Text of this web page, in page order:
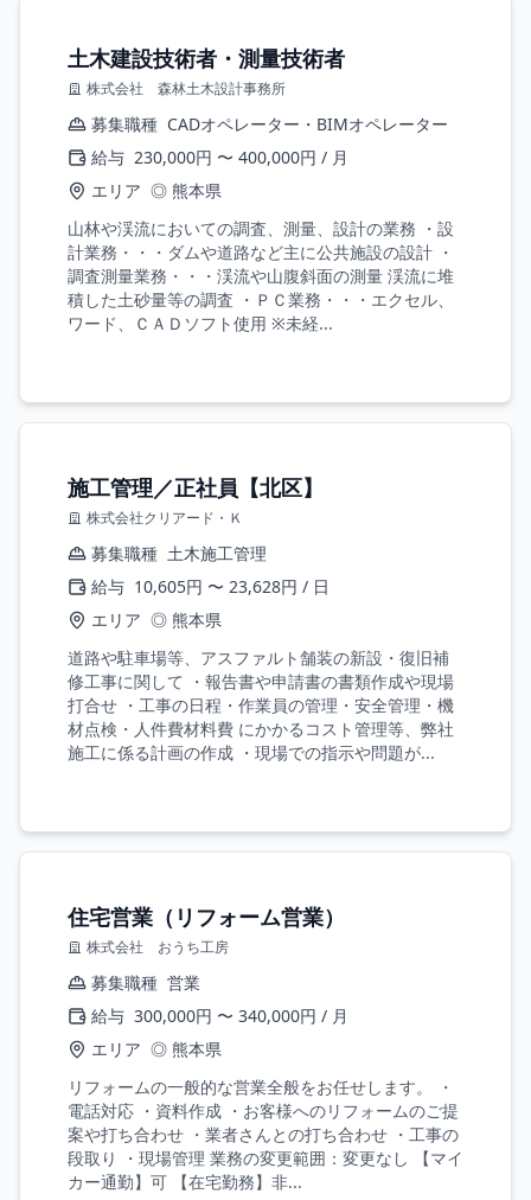
土木建設技術者・測量技術者
株式会社 森林土木設計事務所
募集職種 CADオペレーター・BIMオペレーター
給与 230,000円 〜 400,000円 / 月
エリア ◎ 熊本県
山林や渓流においての調査、測量、設計の業務 ・設
計業務・・・ダムや道路など主に公共施設の設計 ・
調査測量業務・・・渓流や山腹斜面の測量 渓流に堆
積した土砂量等の調査 ・ＰＣ業務・・・エクセル、
ワード、ＣＡＤソフト使用 ※未経...
施工管理／正社員【北区】
株式会社クリアード・Ｋ
募集職種 土木施工管理
給与 10,605円 〜 23,628円 / 日
エリア ◎ 熊本県
道路や駐車場等、アスファルト舗装の新設・復旧補
修工事に関して ・報告書や申請書の書類作成や現場
打合せ ・工事の日程・作業員の管理・安全管理・機
材点検・人件費材料費 にかかるコスト管理等、弊社
施工に係る計画の作成 ・現場での指示や問題が...
住宅営業（リフォーム営業）
株式会社 おうち工房
募集職種 営業
給与 300,000円 〜 340,000円 / 月
エリア ◎ 熊本県
リフォームの一般的な営業全般をお任せします。 ・
電話対応 ・資料作成 ・お客様へのリフォームのご提
案や打ち合わせ ・業者さんとの打ち合わせ ・工事の
段取り ・現場管理 業務の変更範囲：変更なし 【マイ
カー通勤】可 【在宅勤務】非...